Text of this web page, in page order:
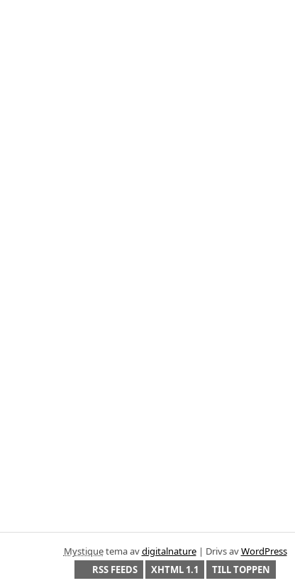
Mystiquetema avdigitalnature| Drivs avWordPress
RSS FEEDS
XHTML 1.1 TILL TOPPEN